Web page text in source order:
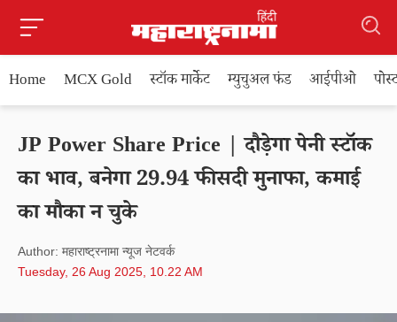
Home MCX Gold स्टॉक मार्केट म्युचुअल फंड आईपीओ
JP Power Share Price | दौड़ेगा पेनी स्टॉक
का भाव, बनेगा 29.94 फीसदी मुनाफा, कमाई
का मौका न चुके
Author: महाराष्ट्रनामा न्यूज नेटवर्क
Tuesday, 26 Aug 2025, 10.22 AM